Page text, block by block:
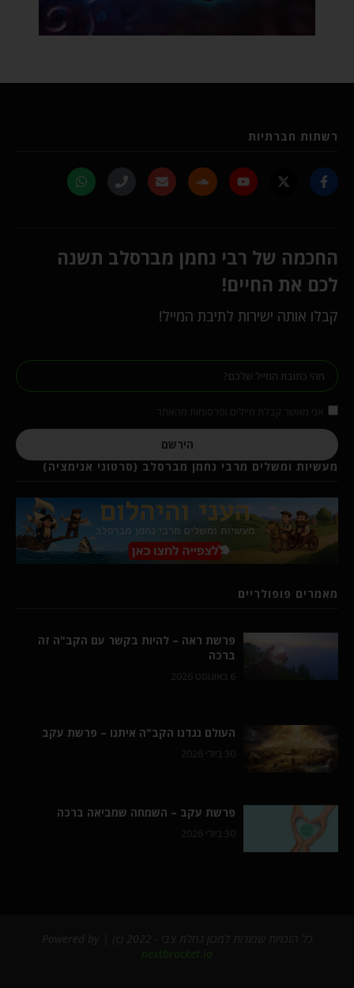
רשתות חברתיות
החכמה של רבי נחמן מברסלב תשנה
לכם את החיים!
קבלו אותה ישירות לתיבת המייל!
הירשם
מעשיות ומשלים מרבי נחמן מברסלב (סרטוני אנימציה)
מאמרים פופולריים
פרשת ראה – להיות בקשר עם הקב"ה זה
ברכה
6 באוגוסט 2026
העולם נגדנו הקב"ה איתנו – פרשת עקב
30 ביולי 2026
פרשת עקב – השמחה שמביאה ברכה
30 ביולי 2026
nextbracket.io